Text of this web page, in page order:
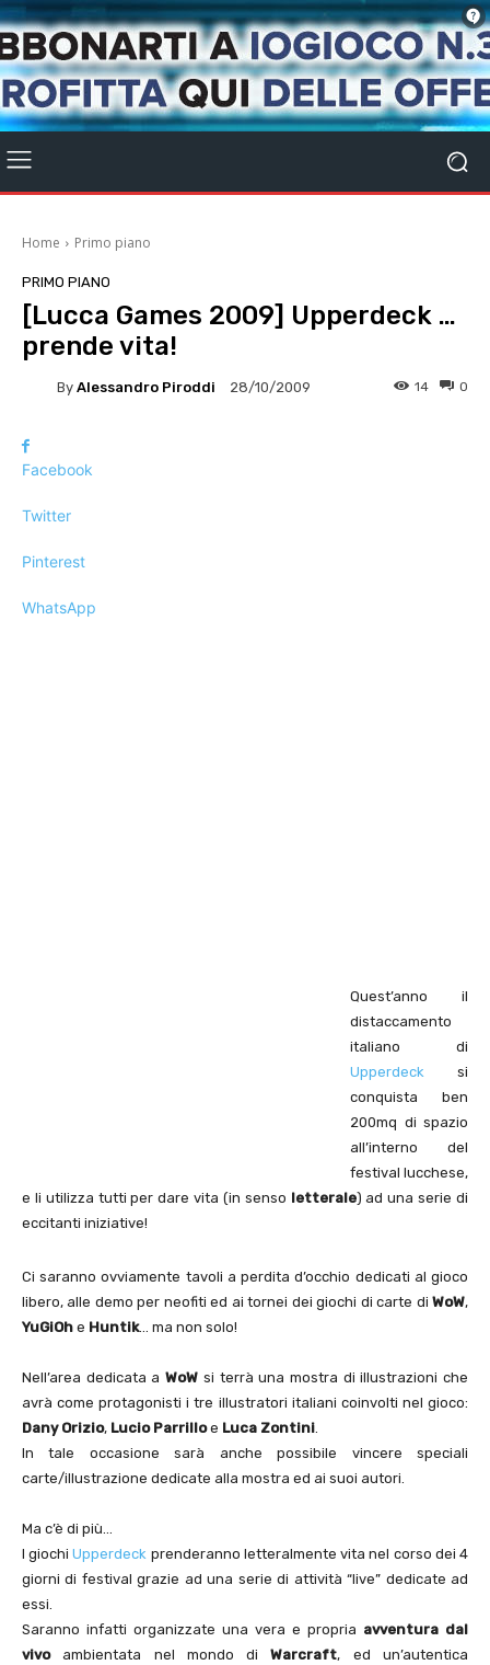
Home Primo piano
PRIMO PIANO
[Lucca Games 2009] Upperdeck …
prende vita!
By Alessandro Piroddi 28/10/2009 0
14
Facebook
Twitter
Pinterest
WhatsApp
Quest’anno il
distaccamento
italiano di
Upperdeck si
conquista ben
200mq di spazio
all’interno del
festival lucchese,
e li utilizza tutti per dare vita (in senso letterale) ad una serie di
eccitanti iniziative!
Ci saranno ovviamente tavoli a perdita d’occhio dedicati al gioco
libero, alle demo per neofiti ed ai tornei dei giochi di carte di WoW,
YuGiOh e Huntik… ma non solo!
Nell’area dedicata aWoW si terrà una mostra di illustrazioni che
avrà come protagonisti i tre illustratori italiani coinvolti nel gioco:
Dany Orizio, Lucio Parrilloe Luca Zontini.
In tale occasione sarà anche possibile vincere speciali
carte/illustrazione dedicate alla mostra ed ai suoi autori.
Ma c’è di più…
I giochiUpperdeck prenderanno letteralmente vita nel corso dei 4
giorni di festival grazie ad una serie di attività “live” dedicate ad
essi.
Saranno infatti organizzate una vera e propria avventura dal
vivoambientata nel mondo diWarcraft, ed un’autentica